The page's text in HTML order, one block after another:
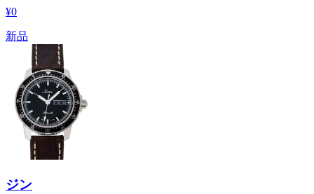
¥0
新品
ジン